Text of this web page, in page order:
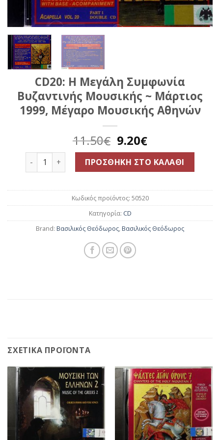
CD20: Η Μεγάλη Συμφωνία
Βυζαντινής Μουσικής ~ Μάρτιος
1999, Μέγαρο Μουσικής Αθηνών
11.50€ Original
price
was:
11.50€.
9.20€Η
τρέχουσα
τιμή
είναι:
9.20€.
CD20: Η Μεγάλη Συμφωνία Βυζαντινής Μουσικής
ΠΡΟΣΘΉΚΗ ΣΤΟ ΚΑΛΆΘΙ
Κωδικός προϊόντος: 50520
Κατηγορία: CD
Brand: Βασιλικός Θεόδωρος,Βασιλικός Θεόδωρος
ΣΧΕΤΙΚΆ ΠΡΟΪΌΝΤΑ